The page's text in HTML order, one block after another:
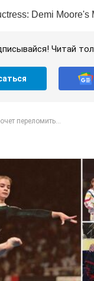
Читай
переломить...